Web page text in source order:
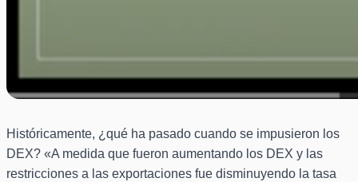
Históricamente, ¿qué ha pasado cuando se impusieron los
DEX? «A medida que fueron aumentando los DEX y las
restricciones a las exportaciones fue disminuyendo la tasa